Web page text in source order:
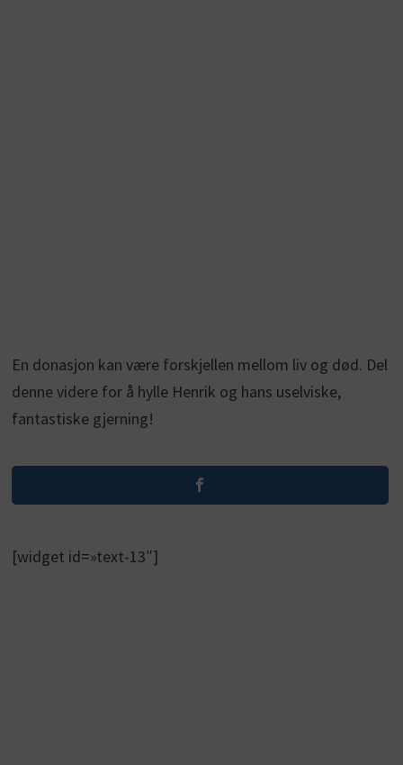
En donasjon kan være forskjellen mellom liv og død. Del
denne videre for å hylle Henrik og hans uselviske,
fantastiske gjerning!
[widget id=»text-13″]